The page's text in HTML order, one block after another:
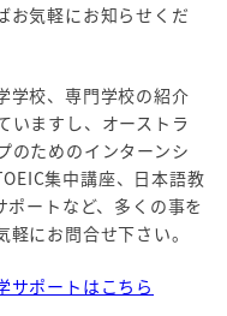
お気軽にお知らせくだ
学校、専門学校の紹介
いますし、オーストラ
のためのインターンシ
集中講座、日本語教
ートなど、多くの事を
にお問合せ下さい。
サポートはこちら